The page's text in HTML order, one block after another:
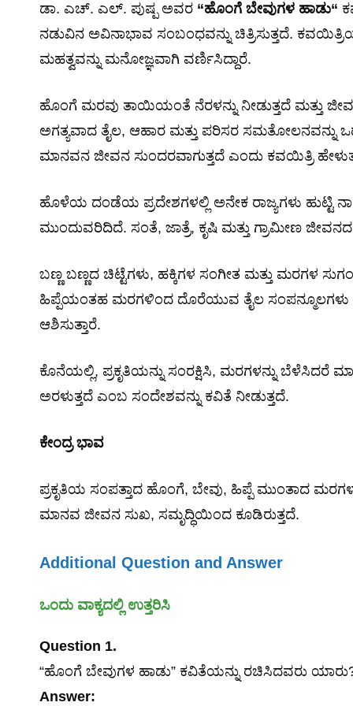
ಡಾ. ಎಚ್. ಎಲ್. ಪುಷ್ಪ ಅವರ “ಹೊಂಗೆ ಬೇವುಗಳ ಹಾಡು“
ನಡುವಿನ ಅವಿನಾಭಾವ ಸಂಬಂಧವನ್ನು ಚಿತ್ರಿಸುತ್ತದೆ.
ಮಹತ್ವವನ್ನು ಮನೋಜ್ಞವಾಗಿ ವರ್ಣಿಸಿದ್ದಾರೆ.
ಹೊಂಗೆ ಮರವು ತಾಯಿಯಂತೆ ನೆರಳನ್ನು ನೀಡುತ್ತದೆ ಮತ್ತು
ಅಗತ್ಯವಾದ ತೈಲ, ಆಹಾರ ಮತ್ತು ಪರಿಸರ ಸಮತೋಲನವನ್ನು
ಮಾನವನ ಜೀವನ ಸುಂದರವಾಗುತ್ತದೆ ಎಂದು ಕವಯಿತ್ರಿ
ಹೊಳೆಯ ದಂಡೆಯ ಪ್ರದೇಶಗಳಲ್ಲಿ ಅನೇಕ ರಾಜ್ಯಗಳು ಹುಟ್ಟಿ
ಮುಂದುವರಿದಿದೆ. ಸಂತೆ, ಜಾತ್ರೆ, ಕೃಷಿ ಮತ್ತು ಗ್ರಾಮೀಣ
ಬಣ್ಣ ಬಣ್ಣದ ಚಿಟ್ಟೆಗಳು, ಹಕ್ಕಿಗಳ ಸಂಗೀತ ಮತ್ತು ಮರಗಳ
ಹಿಪ್ಪೆಯಂತಹ ಮರಗಳಿಂದ ದೊರೆಯುವ ತೈಲ
ಆಶಿಸುತ್ತಾರೆ.
ಕೊನೆಯಲ್ಲಿ, ಪ್ರಕೃತಿಯನ್ನು ಸಂರಕ್ಷಿಸಿ, ಮರಗಳನ್ನು ಬೆಳೆಸಿದರೆ
ಅರಳುತ್ತದೆ ಎಂಬ ಸಂದೇಶವನ್ನು ಕವಿತೆ ನೀಡುತ್ತದೆ.
ಕೇಂದ್ರ ಭಾವ
ಪ್ರಕೃತಿಯ ಸಂಪತ್ತಾದ ಹೊಂಗೆ, ಬೇವು, ಹಿಪ್ಪೆ ಮುಂತಾದ
ಮಾನವ ಜೀವನ ಸುಖ, ಸಮೃದ್ಧಿಯಿಂದ ಕೂಡಿರುತ್ತದೆ.
Additional Question and Answer
ಒಂದು ವಾಕ್ಯದಲ್ಲಿ ಉತ್ತರಿಸಿ
Question 1.
“ಹೊಂಗೆ ಬೇವುಗಳ ಹಾಡು” ಕವಿತೆಯನ್ನು ರಚಿಸಿದವರು
Answer: